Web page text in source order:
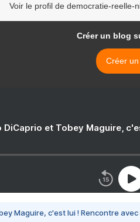
Voir le profil de democratie-reelle-
Créer un blog
Créer
DiCaprio et Tobey Maguire,
Maguire, c'est lui ! Rencontre